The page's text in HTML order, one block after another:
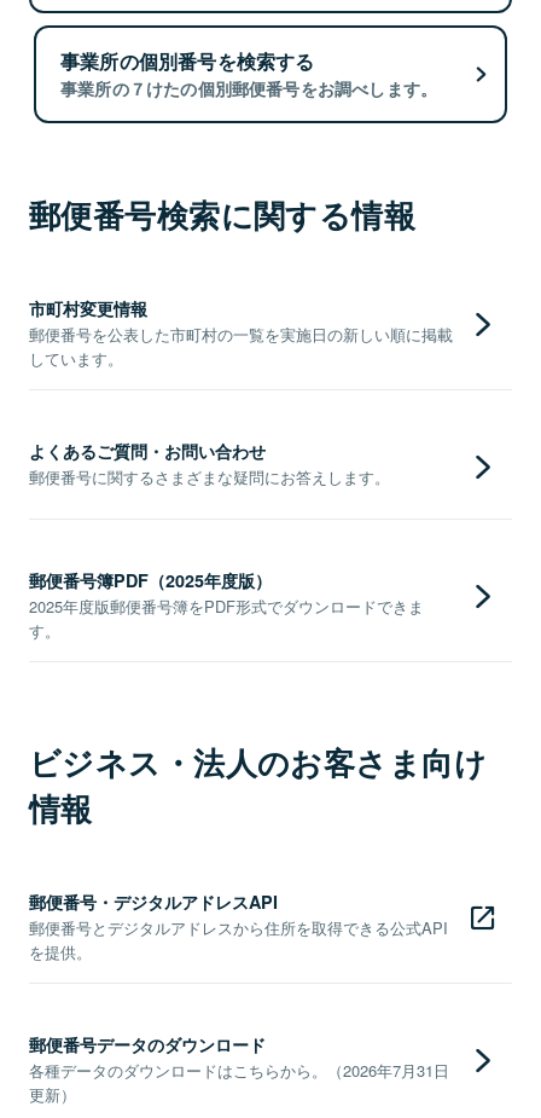
事業所の個別番号を検索する
事業所の７けたの個別郵便番号をお調べします。
郵便番号検索に関する情報
市町村変更情報
郵便番号を公表した市町村の一覧を実施日の新しい順に掲載
しています。
よくあるご質問・お問い合わせ
郵便番号に関するさまざまな疑問にお答えします。
郵便番号簿PDF（2025年度版）
2025年度版郵便番号簿をPDF形式でダウンロードできま
す。
ビジネス・法人のお客さま向け
情報
郵便番号・デジタルアドレスAPI
郵便番号とデジタルアドレスから住所を取得できる公式API
を提供。
郵便番号データのダウンロード
各種データのダウンロードはこちらから。（2026年7月31日
更新）